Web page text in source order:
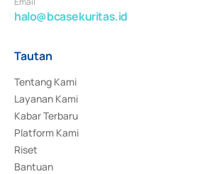
halo@bcasekuritas.id
Tautan
Tentang Kami
Layanan Kami
Kabar Terbaru
Platform Kami
Riset
Bantuan